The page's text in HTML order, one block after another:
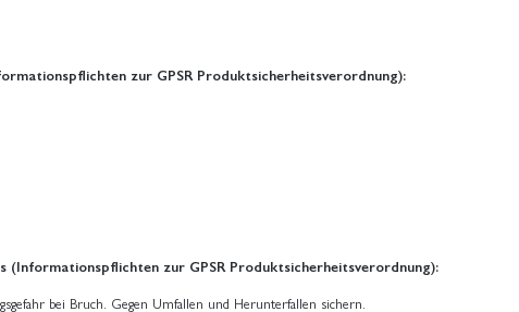
zur GPSR Produktsicherheitsverordnung):
(Informationspflichten zur GPSR Produktsicherheitsverordnung):
bei Bruch. Gegen Umfallen und Herunterfallen sichern.